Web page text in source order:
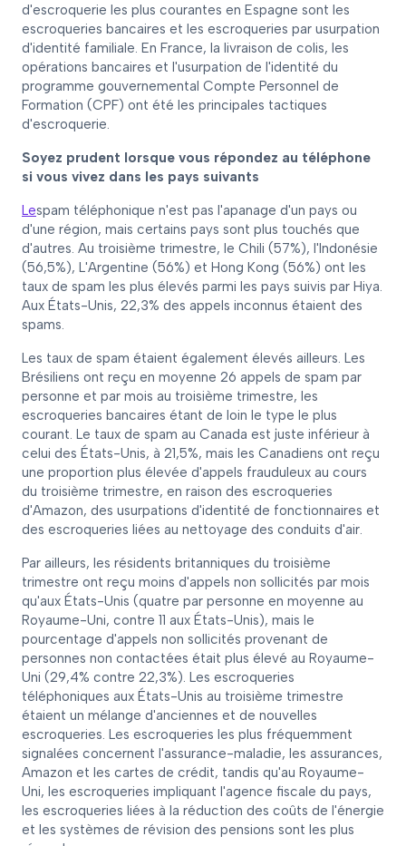
d'escroquerie les plus courantes en Espagne sont les
escroqueries bancaires et les escroqueries par usurpation
d'identité familiale. En France, la livraison de colis, les
opérations bancaires et l'usurpation de l'identité du
programme gouvernemental Compte Personnel de
Formation (CPF) ont été les principales tactiques
d'escroquerie.
Soyez prudent lorsque vous répondez au téléphone
si vous vivez dans les pays suivants
‍Lespam téléphonique n'est pas l'apanage d'un pays ou
d'une région, mais certains pays sont plus touchés que
d'autres. Au troisième trimestre, le Chili (57%), l'Indonésie
(56,5%), L'Argentine (56%) et Hong Kong (56%) ont les
taux de spam les plus élevés parmi les pays suivis par Hiya.
Aux États-Unis, 22,3% des appels inconnus étaient des
spams.
Les taux de spam étaient également élevés ailleurs. Les
Brésiliens ont reçu en moyenne 26 appels de spam par
personne et par mois au troisième trimestre, les
escroqueries bancaires étant de loin le type le plus
courant. Le taux de spam au Canada est juste inférieur à
celui des États-Unis, à 21,5%, mais les Canadiens ont reçu
une proportion plus élevée d'appels frauduleux au cours
du troisième trimestre, en raison des escroqueries
d'Amazon, des usurpations d'identité de fonctionnaires et
des escroqueries liées au nettoyage des conduits d'air.
Par ailleurs, les résidents britanniques du troisième
trimestre ont reçu moins d'appels non sollicités par mois
qu'aux États-Unis (quatre par personne en moyenne au
Royaume-Uni, contre 11 aux États-Unis), mais le
pourcentage d'appels non sollicités provenant de
personnes non contactées était plus élevé au Royaume-
Uni (29,4% contre 22,3%). Les escroqueries
téléphoniques aux États-Unis au troisième trimestre
étaient un mélange d'anciennes et de nouvelles
escroqueries. Les escroqueries les plus fréquemment
signalées concernent l'assurance-maladie, les assurances,
Amazon et les cartes de crédit, tandis qu'au Royaume-
Uni, les escroqueries impliquant l'agence fiscale du pays,
les escroqueries liées à la réduction des coûts de l'énergie
et les systèmes de révision des pensions sont les plus